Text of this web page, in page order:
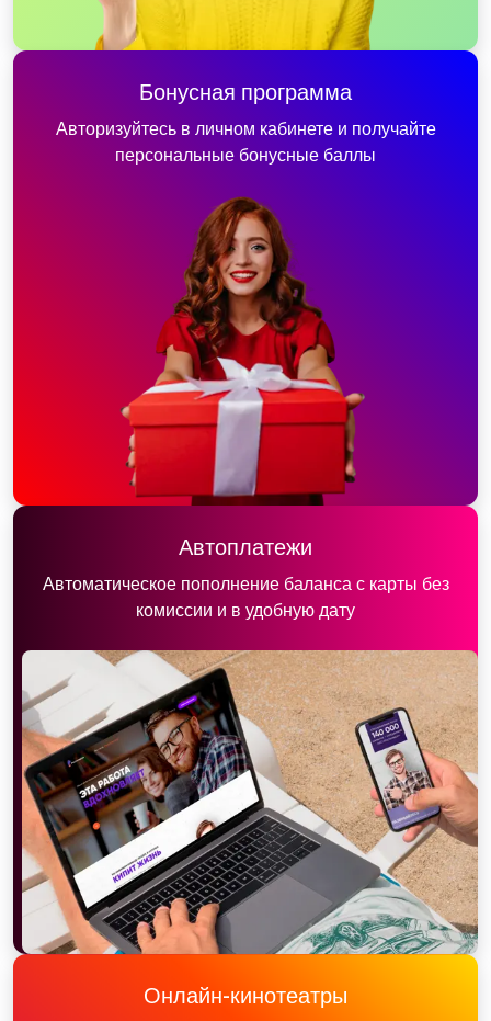
Бонусная программа
Авторизуйтесь в личном кабинете и получайте
персональные бонусные баллы
Автоплатежи
Автоматическое пополнение баланса с карты без
комиссии и в удобную дату
Онлайн-кинотеатры